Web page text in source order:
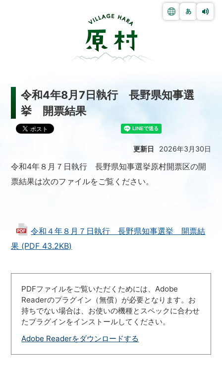
令和4年8月7日執行 長野県知事選
挙 開票結果
更新日 2026年3月30日
令和4年８月７日執行 長野県知事選挙原村開票区の開
票結果は次のファイルをご覧ください。
令和４年８月７日執行 長野県知事選挙 開票結
果 (PDF 43.2KB)
PDFファイルをご覧いただくためには、Adobe
Readerのプラグイン（無償）が必要となります。お
持ちでない場合は、お使いの機種とスペックに合わせ
たプラグインをインストールしてください。
Adobe Readerをダウンロードする